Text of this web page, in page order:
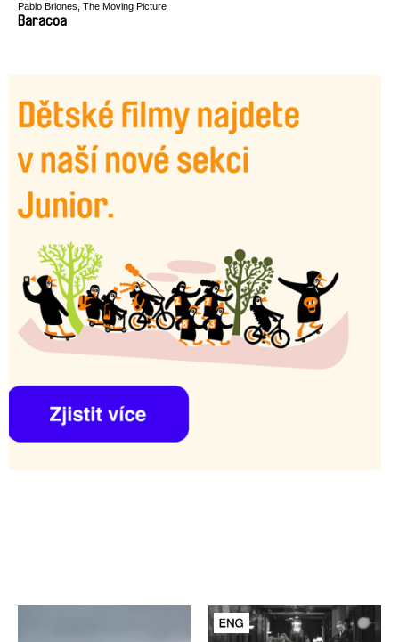
Pablo Briones, The Moving Picture
Boys
Baracoa